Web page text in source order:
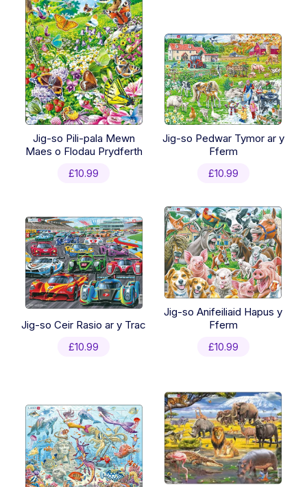
Jig-so Pili-pala Mewn
Maes o Flodau Prydferth
£10.99
Jig-so Pedwar Tymor ar y
Fferm
£10.99
Jig-so Ceir Rasio ar y Trac
£10.99
Jig-so Anifeiliaid Hapus y
Fferm
£10.99